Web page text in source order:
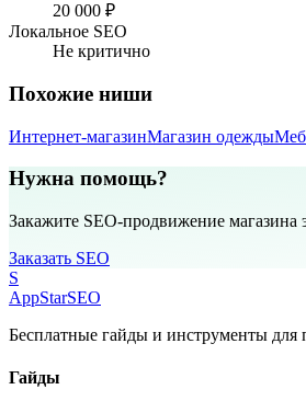
20 000 ₽
Локальное SEO
Не критично
Похожие ниши
Интернет-магазинМагазин одежды
Нужна помощь?
Закажите SEO-продвижение магазина
Заказать SEO
S
AppStarSEO
Бесплатные гайды и инструменты для
Гайды